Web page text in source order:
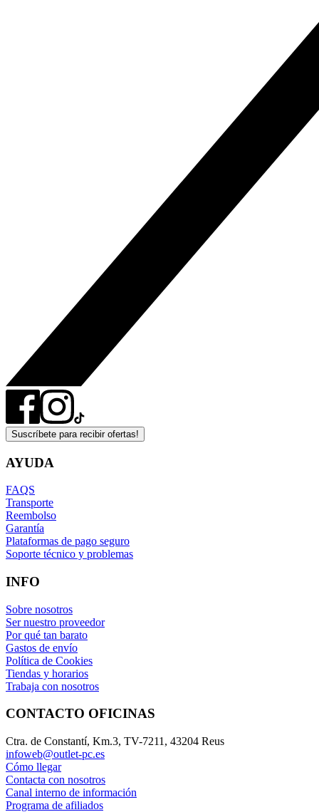
Suscríbete para recibir ofertas!
AYUDA
FAQS
Transporte
Reembolso
Garantía
Plataformas de pago seguro
Soporte técnico y problemas
INFO
Sobre nosotros
Ser nuestro proveedor
Por qué tan barato
Gastos de envío
Política de Cookies
Tiendas y horarios
Trabaja con nosotros
CONTACTO OFICINAS
Ctra. de Constantí, Km.3, TV-7211, 43204 Reus
infoweb@outlet-pc.es
Cómo llegar
Contacta con nosotros
Canal interno de información
Programa de afiliados